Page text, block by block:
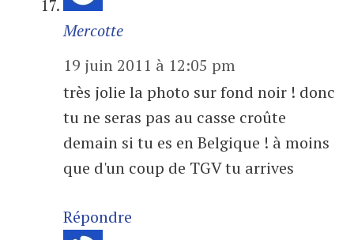
Mercotte
19 juin 2011 à 12:05 pm
très jolie la photo sur fond noir ! donc
tu ne seras pas au casse croûte
demain si tu es en Belgique ! à moins
que d'un coup de TGV tu arrives
Répondre